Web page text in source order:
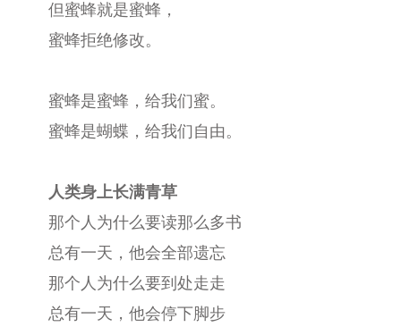
但蜜蜂就是蜜蜂，
蜜蜂拒绝修改。
蜜蜂是蜜蜂，给我们蜜。
蜜蜂是蝴蝶，给我们自由。
人类身上长满青草
那个人为什么要读那么多书
总有一天，他会全部遗忘
那个人为什么要到处走走
总有一天，他会停下脚步